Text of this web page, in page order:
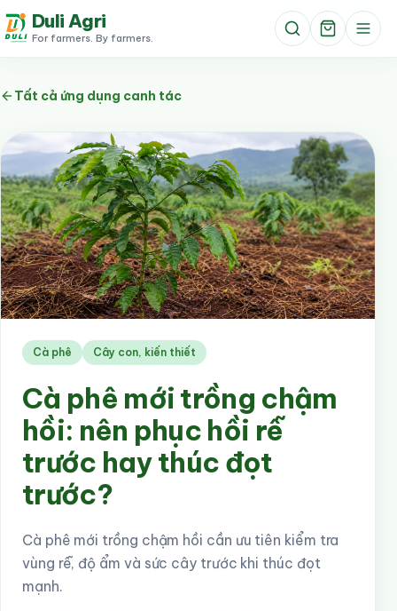
Duli Agri
For farmers. By farmers.
Tất cả ứng dụng canh tác
Cà phê Cây con, kiến thiết
Cà phê mới trồng chậm
hồi: nên phục hồi rễ
trước hay thúc đọt
trước?
Cà phê mới trồng chậm hồi cần ưu tiên kiểm tra
vùng rễ, độ ẩm và sức cây trước khi thúc đọt
mạnh.